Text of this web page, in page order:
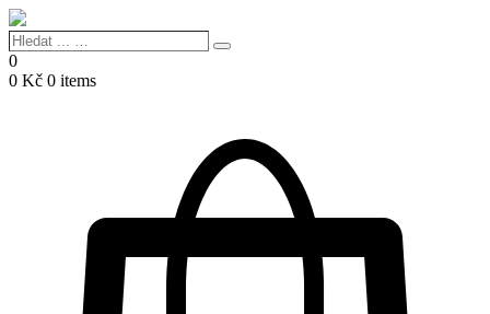
Hledat
...
…
Search
0
0 Kč 0 items